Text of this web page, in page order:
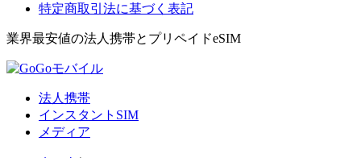
特定商取引法に基づく表記
業界最安値の法人携帯とプリペイドeSIM
法人携帯
インスタントSIM
メディア